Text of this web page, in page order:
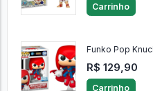
Carrinho
Funko Pop
R$ 129,90
Carrinho